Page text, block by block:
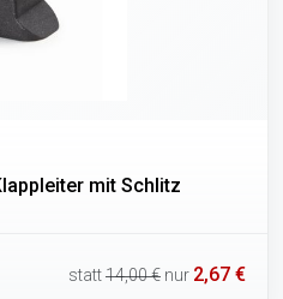
mit Schlitz
statt14,00 € nur 2,67 €